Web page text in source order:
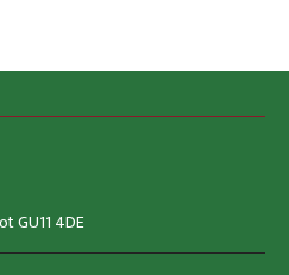
GU11 4DE